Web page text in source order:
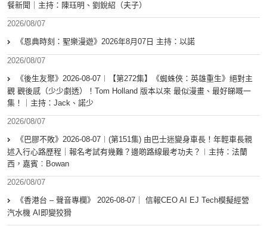
餐新聞｜主持：陳珏明、劉銳紹（夫子）
2026/08/07
《恩典時刻：聖樂漫遊》2026年8月07日 主持：以諾
2026/08/07
《後生友聚》2026-08-07︱【第272集】《蜘蛛俠：英雄重生》絕對主
觀 觀後感（少少劇透）！Tom Holland 版本以來 最似漫畫、最好睇嘅一
集！｜主持：Jack、諾少
2026/08/07
《巴膠不敗》2026-08-07︱(第151集) 由巴士迷變身車長！年輕車長親
述入行心路歷程｜報名考試有幾難？邊啲路線最考功夫？︱主持：法蘭
西，嘉賓︰Bowan
2026/08/07
《香港台 – 聲音專欄》 2026-08-07｜ 信報CEO AI EJ Tech模擬經營
汽水機 AI即變狡猾